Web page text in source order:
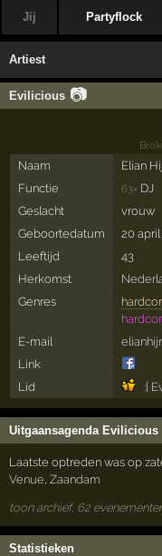
Jij Partyflock
Artiest
Evilicious 📷
Naam
Elian
Functie
63× DJ
Geslacht
vrouw
Geboortedatum
20 april
Leeftijd
43
Herkomst
Genres
E-mail
Link
Lid
:[
Uitgaansagenda Evilicious
Laatste optreden was op
Venue ,Zaandam
toon archief, 62
Statistieken